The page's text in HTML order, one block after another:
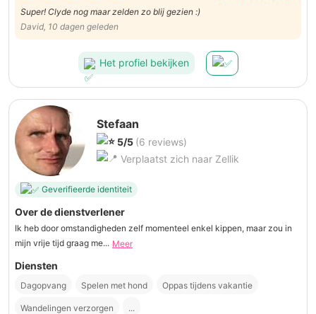
Super! Clyde nog maar zelden zo blij gezien :)
David, 10 dagen geleden
Het profiel bekijken
Stefaan
5/5 (6 reviews)
Verplaatst zich naar Zellik
Geverifieerde identiteit
Over de dienstverlener
Ik heb door omstandigheden zelf momenteel enkel kippen, maar zou in
mijn vrije tijd graag me... Meer
Diensten
Dagopvang Spelen met hond Oppas tijdens vakantie
Wandelingen verzorgen ...